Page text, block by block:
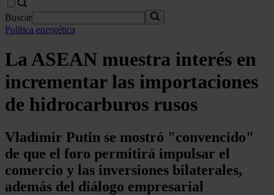
Buscar
Política energética
La ASEAN muestra interés en
incrementar las importaciones
de hidrocarburos rusos
Vladímir Putin se mostró "convencido"
de que el foro permitirá impulsar el
comercio y las inversiones bilaterales,
además del diálogo empresarial